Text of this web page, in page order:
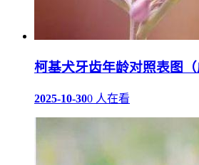
柯基犬牙齿年龄对照表图（
2025-10-300 人在看